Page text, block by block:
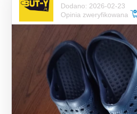
Dodano: 2026-02-23
Opinia zweryfikowana